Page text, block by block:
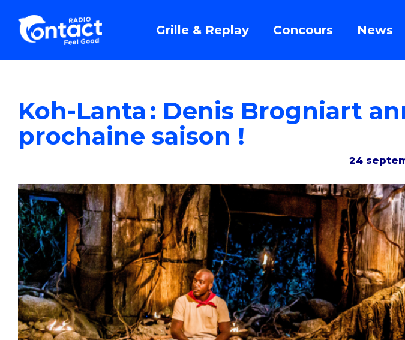
Grille & Replay Concours News
Koh-Lanta : Denis Brogniart
prochaine saison !
24